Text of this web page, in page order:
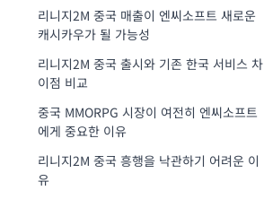
리니지2M 중국 매출이 엔씨소프트 새로운
캐시카우가 될 가능성
리니지2M 중국 출시와 기존 한국 서비스 차
이점 비교
중국 MMORPG 시장이 여전히 엔씨소프트
에게 중요한 이유
리니지2M 중국 흥행을 낙관하기 어려운 이
유